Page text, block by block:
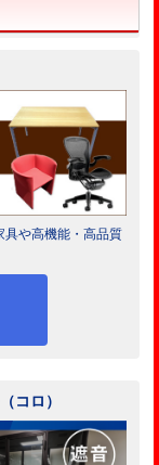
具や高機能・高品質
コロ）